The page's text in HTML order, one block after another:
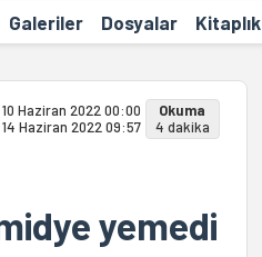
Galeriler Dosyalar Kitaplık
10 Haziran 2022 00:00
14 Haziran 2022 09:57
Okuma
4 dakika
yemedi